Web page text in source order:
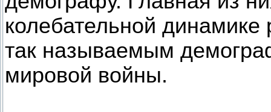
колебательной
так называемым
мировой войны.